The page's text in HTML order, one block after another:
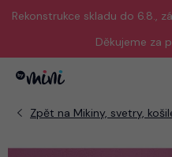
Rekonstrukce skladu do 6.8.,
Děkujeme za